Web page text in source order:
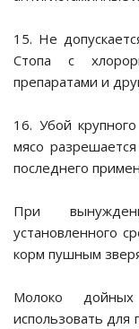
15. Не
Стопа с
препаратами и
16. Убой
мясо
последнего
При
установленного
корм пушным
Молоко
использовать